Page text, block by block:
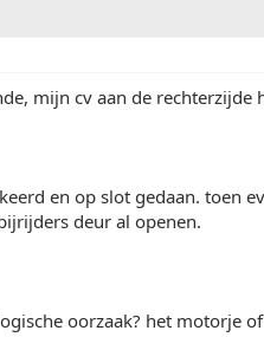
mijn cv aan de rechterzijde
en op slot gedaan. toen
deur al openen.
oorzaak? het motorje